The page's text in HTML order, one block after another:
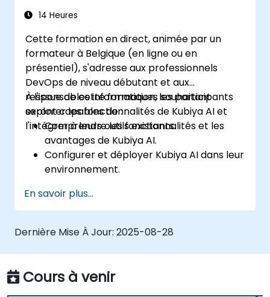
Intégrer Kubiya AI avec des outils CI/CD
Mettre en place la surveillance des
performances et créer des rapports
personnalisés.
14 Heures
Cette formation en direct, animée par un
formateur à Belgique (en ligne ou en
présentiel), s'adresse aux professionnels
DevOps de niveau débutant et aux
responsables informatiques souhaitant
explorer les fonctionnalités de Kubiya AI et
l'intégrer à leurs outils existants.
À l'issue de cette formation, les participants
seront capables de :
Comprendre les fonctionnalités et les
avantages de Kubiya AI.
Configurer et déployer Kubiya AI dans leur
environnement.
base pour Kubiya AI dans le cadre du
DevOps.
Intégrer Kubiya AI aux outils DevOps
En savoir plus...
Dernière Mise À Jour: 2025-08-28
Cours à venir